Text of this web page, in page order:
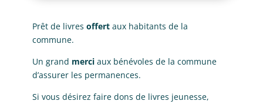
Prêt de livres offertaux habitants de la
commune.
Un grand merciaux bénévoles de la commune
d’assurer les permanences.
Si vous désirez faire dons de livres jeunesse,